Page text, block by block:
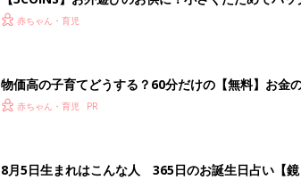
ート」
赤ちゃん・育児
物価高の子育てどうする？60分だけの【無料】お金
赤ちゃん・育児
8月5日生まれはこんな人 365日のお誕生日占い【鏡